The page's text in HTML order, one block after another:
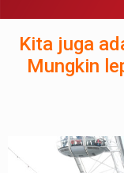
Kita juga
Mungkin